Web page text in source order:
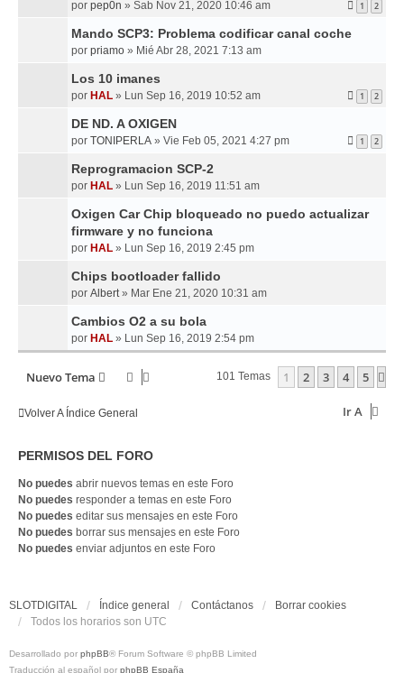
por pep0n » Sab Nov 21, 2020 10:46 am 1 2
Mando SCP3: Problema codificar canal coche
por priamo » Mié Abr 28, 2021 7:13 am
Los 10 imanes
por HAL » Lun Sep 16, 2019 10:52 am 1 2
DE ND. A OXIGEN
por TONIPERLA » Vie Feb 05, 2021 4:27 pm 1 2
Reprogramacion SCP-2
por HAL » Lun Sep 16, 2019 11:51 am
Oxigen Car Chip bloqueado no puedo actualizar
firmware y no funciona
por HAL » Lun Sep 16, 2019 2:45 pm
Chips bootloader fallido
por Albert» Mar Ene 21, 2020 10:31 am
Cambios O2 a su bola
por HAL » Lun Sep 16, 2019 2:54 pm
Nuevo Tema 101 Temas 1 2 3 4 5
Volver A Índice General Ir A
PERMISOS DEL FORO
No puedes abrir nuevos temas en este Foro
No puedes responder a temas en este Foro
No puedes editar sus mensajes en este Foro
No puedes borrar sus mensajes en este Foro
No puedes enviar adjuntos en este Foro
SLOTDIGITAL Índice general Contáctanos
Borrar cookies
Todos los horarios son UTC
Desarrollado por phpBB® Forum Software © phpBB Limited
Traducción al español por phpBB España